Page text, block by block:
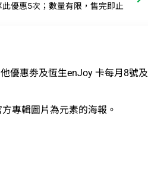
優惠5次；數量有限，售完即止
優惠劵及恆生enJoy 卡每月8號及
專輯圖片為元素的海報。